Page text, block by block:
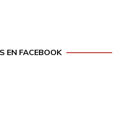
EN FACEBOOK